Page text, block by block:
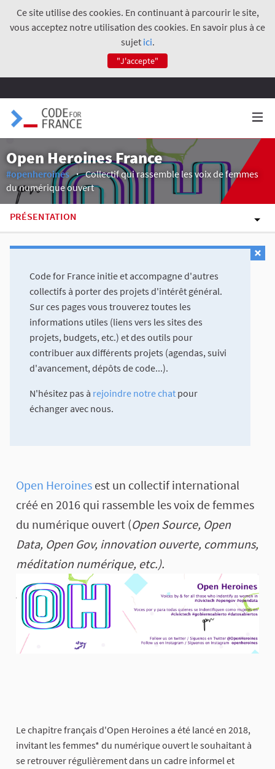
Ce site utilise des cookies. En continuant à parcourir le site,
vous acceptez notre utilisation des cookies. En savoir plus à ce
sujet ici.
"J'accepte"
Open Heroines France
#openheroines
Collectif qui rassemble les voix de femmes
du numérique ouvert
PRÉSENTATION
Code for France initie et accompagne d'autres
collectifs à porter des projets d'intérêt général.
Sur ces pages vous trouverez toutes les
informations utiles (liens vers les sites des
projets, budgets, etc.) et des outils pour
contribuer aux différents projets (agendas, suivi
d'avancement, dépôts de code...).
N'hésitez pas à rejoindre notre chat pour
échanger avec nous.
Open Heroines est un collectif international
créé en 2016 qui rassemble les voix de femmes
du numérique ouvert (Open Source, Open
Data, Open Gov, innovation ouverte, communs,
méditation numérique, etc.).
Le chapitre français d'Open Heroines a été lancé en 2018,
invitant les femmes* du numérique ouvert le souhaitant à
se retrouver régulièrement dans un cadre informel et